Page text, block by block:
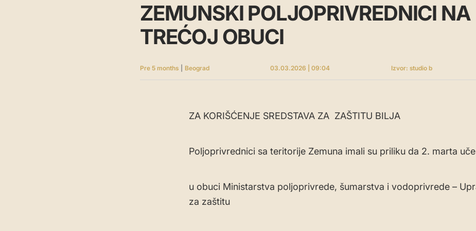
ZEMUNSKI POLJOPRIVREDNICI NA
TREĆOJ OBUCI
Pre 5 months Beograd 03.03.2026 | 09:04 Izvor: studio b
ZA KORIŠĆENJE SREDSTAVA ZA ZAŠTITU BILJA
Poljoprivrednici sa teritorije Zemuna imali su priliku da 2. marta
u obuci Ministarstva poljoprivrede, šumarstva i vodoprivrede –
za zaštitu